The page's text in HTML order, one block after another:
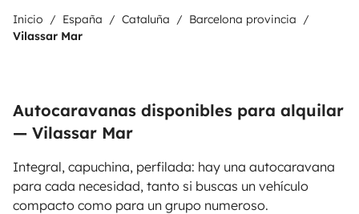
Inicio España Cataluña
Barcelona provincia
Vilassar Mar
Autocaravanas disponibles para alquilar
— Vilassar Mar
Integral, capuchina, perfilada: hay una autocaravana
para cada necesidad, tanto si buscas un vehículo
compacto como para un grupo numeroso.